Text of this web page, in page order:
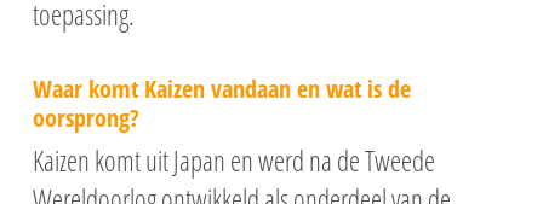
toepassing.
Waar komt Kaizen vandaan en wat is de
oorsprong?
Kaizen komt uit Japan en werd na de Tweede